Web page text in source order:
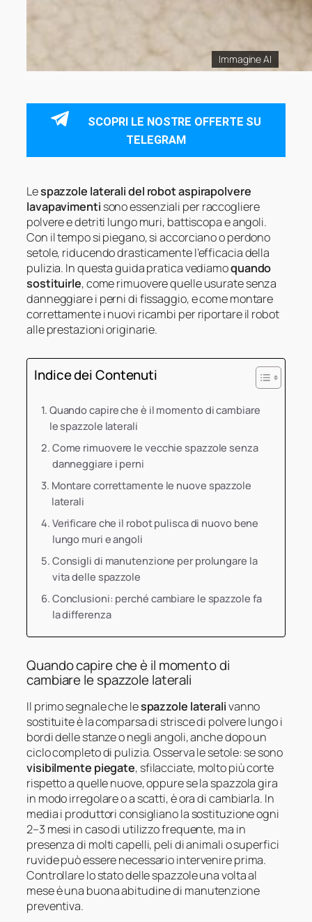
Immagine AI
SCOPRI LE NOSTRE OFFERTE SU
TELEGRAM
Lespazzole laterali del robot aspirapolvere
lavapavimenti sono essenziali per raccogliere
polvere e detriti lungo muri, battiscopa e angoli.
Con il tempo si piegano, si accorciano o perdono
setole, riducendo drasticamente l’efficacia della
pulizia. In questa guida pratica vediamoquando
sostituirle, come rimuovere quelle usurate senza
danneggiare i perni di fissaggio, e come montare
correttamente i nuovi ricambi per riportare il robot
alle prestazioni originarie.
Indice dei Contenuti
Quando capire che è il momento di cambiare
le spazzole laterali
Come rimuovere le vecchie spazzole senza
danneggiare i perni
Montare correttamente le nuove spazzole
laterali
Verificare che il robot pulisca di nuovo bene
lungo muri e angoli
Consigli di manutenzione per prolungare la
vita delle spazzole
Conclusioni: perché cambiare le spazzole fa
la differenza
Quando capire che è il momento di
cambiare le spazzole laterali
Il primo segnale che lespazzole lateralivanno
sostituite è la comparsa di strisce di polvere lungo i
bordi delle stanze o negli angoli, anche dopo un
ciclo completo di pulizia. Osserva le setole: se sono
visibilmente piegate, sfilacciate, molto più corte
rispetto a quelle nuove, oppure se la spazzola gira
in modo irregolare o a scatti, è ora di cambiarla. In
media i produttori consigliano la sostituzione ogni
2–3 mesi in caso di utilizzo frequente, ma in
presenza di molti capelli, peli di animali o superfici
ruvide può essere necessario intervenire prima.
Controllare lo stato delle spazzole una volta al
mese è una buona abitudine di manutenzione
preventiva.